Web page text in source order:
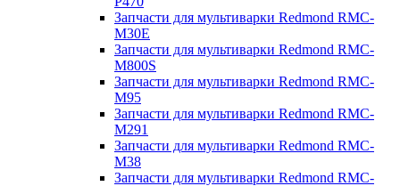
Запчасти для мультиварки Redmond RMC-
M30E
Запчасти для мультиварки Redmond RMC-
M800S
Запчасти для мультиварки Redmond RMC-
M95
Запчасти для мультиварки Redmond RMC-
M291
Запчасти для мультиварки Redmond RMC-
M38
Запчасти для мультиварки Redmond RMC-